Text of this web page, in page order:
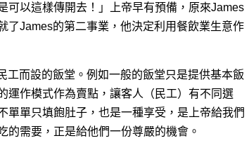
可以這樣傳開去！」上帝早有預備，原來James
了James的第二事業，他決定利用餐飲業生意作
而設的飯堂。例如一般的飯堂只是提供基本飯
運作模式作為賣點，讓客人（民工）有不同選
單單只填飽肚子，也是一種享受，是上帝給我們
的需要，正是給他們一份尊嚴的機會。